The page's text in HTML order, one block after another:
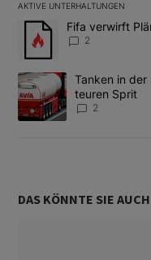
AKTIVE UNTERHALTUNGEN
Das Folgende ist eine
Ein Trendartikel mit
Fifa verwirft
2
Ein Trendartikel mit
Tanken in
teuren Sprit
2
DAS KÖNNTE SIE